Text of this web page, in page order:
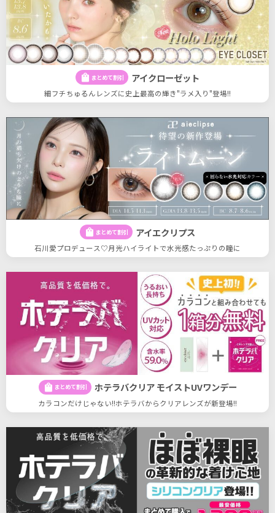
shopping_bag まとめて割引 アイクローゼット
細フチちゅるんレンズに史上最高の輝き"ラメ入り"登場!!
shopping_bag まとめて割引 アイエクリプス
石川愛プロデュース♡月光ハイライトで水光感たっぷりの瞳に
shopping_bag まとめて割引 ホテラバクリア モイストUVワンデー
カラコンだけじゃない!!ホテラバからクリアレンズが新登場!!